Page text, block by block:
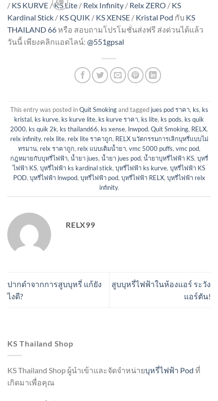
/ KS KURVE /KS Lite / Relx Infinity / Relx ZERO / KS
Kardinal Stick / KS QUIK / KS XENSE / Kristal Pod กับ KS
THAILAND 66 หรือ สอบถามโปรโมชั่นส่งฟรี ส่งด่วนได้แล้ว
วันนี้ เพียงคลิกแอดไลน์: @551gpsal
This entry was posted inQuit Smokingand tagged jues pod ราคา, ks, ks
kristal, ks kurve, ks kurve lite, ks kurve ราคา, ks lite, ks pods, ks quik
2000, ks quik 2k, ks thailand66, ks xense, lnwpod, Quit Smoking, RELX,
relx infinity, relx lite, relx lite ราคาถูก, RELX นวัตกรรมการเลิกบุหรี่แบบไม่
ทรมาน, relx ราคาถูก, relx แบบเติมน้ำยา, vmc 5000 puffs, vmc pod,
กฎหมายกับบุหรี่ไฟฟ้า, น้ำยา jues, น้ำยา jues pod, น้ำยาบุหรี่ไฟฟ้า KS, บุหรี่
ไฟฟ้า KS, บุหรี่ไฟฟ้า ks kardinal stick, บุหรี่ไฟฟ้า ks kurve, บุหรี่ไฟฟ้า KS
POD, บุหรี่ไฟฟ้า lnwpod, บุหรี่ไฟฟ้า pod, บุหรี่ไฟฟ้า RELX, บุหรี่ไฟฟ้า relx
infinity.
RELX99
ปากดำจากการสูบบุหรี่ แก้ยัง
ไงดี?
สูบบุหรี่ไฟฟ้าในห้องแอร์ ระวัง
แอร์ตัน!
KS Thailand Shop
KS Thailand Shop ผู้นำเข้าและจัดจำหน่ายบุหรี่ไฟฟ้า Pod ที่
เกิดมาเพื่อคุณ